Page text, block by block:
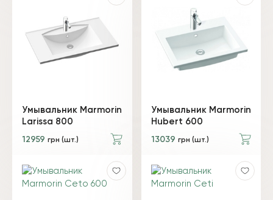
Умывальник Marmorin
Larissa 800
12959 грн (шт.)
Умывальник Marmorin
Hubert 600
13039 грн (шт.)